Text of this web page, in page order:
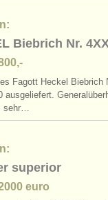
fagott (9)
bassoon
bassoon reed
Biebrich Nr.
Fagott Heckel Biebrich
ausgeliefert.
sehr…
superior
euro